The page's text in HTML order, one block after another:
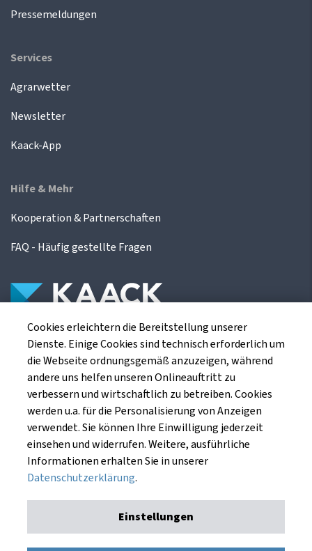
Pressemeldungen
Services
Agrarwetter
Newsletter
Kaack-App
Hilfe & Mehr
Kooperation & Partnerschaften
FAQ - Häufig gestellte Fragen
Die Kaack Terminhandel GmbH ist ein
Finanzdienstleistungsinstitut für die europäischen
Agrarterminbörsen.
Kaack Terminhandel GmbH
Am Markt 8
49661 Cloppenburg
Datenschutzerklärung
Cookies erleichtern die Bereitstellung unserer
Dienste. Einige Cookies sind technisch erforderlich um
die Webseite ordnungsgemäß anzuzeigen, während
andere uns helfen unseren Onlineauftritt zu
verbessern und wirtschaftlich zu betreiben. Cookies
werden u.a. für die Personalisierung von Anzeigen
verwendet. Sie können Ihre Einwilligung jederzeit
einsehen und widerrufen. Weitere, ausführliche
Informationen erhalten Sie in unserer
Datenschutzerklärung.
Einstellungen